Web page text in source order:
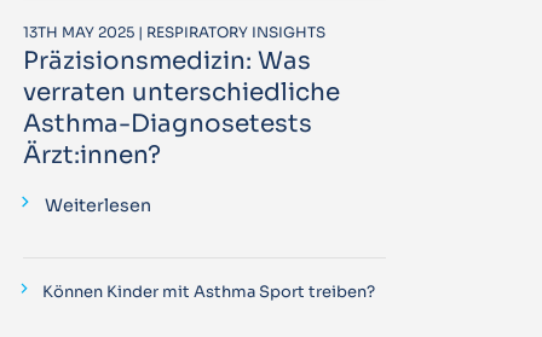
13TH MAY 2025 | RESPIRATORY INSIGHTS
Präzisionsmedizin: Was
verraten unterschiedliche
Asthma-Diagnosetests
Ärzt:innen?
Weiterlesen
Können Kinder mit Asthma Sport treiben?